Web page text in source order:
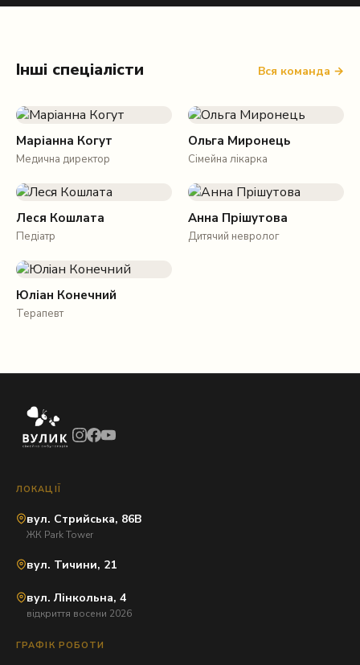
Інші спеціалісти Вся команда →
Маріанна Когут
Медична директор
Ольга Миронець
Сімейна лікарка
Леся Кошлата
Педіатр
Анна Прішутова
Дитячий невролог
Юліан Конечний
Терапевт
ЛОКАЦІЇ
вул. Стрийська, 86В
ЖК Park Tower
вул. Тичини, 21
вул. Лінкольна, 4
відкриття восени 2026
ГРАФІК РОБОТИ